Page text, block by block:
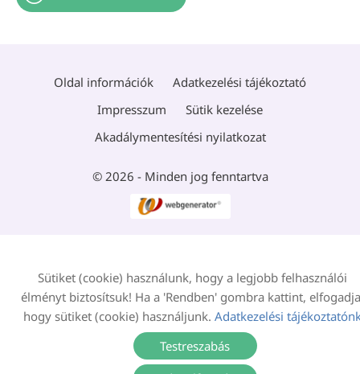
© 2026 - Minden jog fenntartva
Oldal információk
Adatkezelési tájékoztató
Impresszum
Sütik kezelése
Akadálymentesítési nyilatkozat
Testreszabás
Sütiket (cookie) használunk, hogy a legjobb felhasználói
élményt biztosítsuk! Ha a 'Rendben' gombra kattint,
hogy sütiket (cookie) használjunk. Adatkezelési